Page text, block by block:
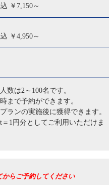
￥7,150～
￥4,950～
数は2～100名です。
まで予約ができます。
ランの実施後に獲得できます。
1円分としてご利用いただけま
らご予約してください